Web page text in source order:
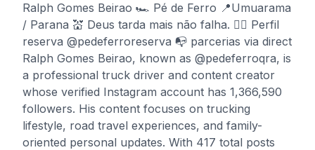
Ralph Gomes Beirao 🏎️ Pé de Ferro 📍Umuarama
/ Parana 💒 Deus tarda mais não falha. 👉🏻 Perfil
reserva @pedeferroreserva 📭 parcerias via direct
Ralph Gomes Beirao, known as @pedeferroqra, is
a professional truck driver and content creator
whose verified Instagram account has 1,366,590
followers. His content focuses on trucking
lifestyle, road travel experiences, and family-
oriented personal updates. With 417 total posts